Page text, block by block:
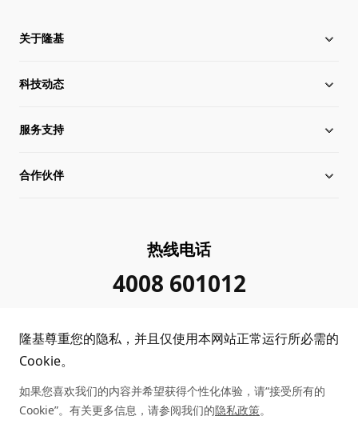
关于隆基
关于隆基
全球化布局
管理层信息
投诉举报
合规政策
科技动态
硅片价格
行业动态
服务支持
下载中心
客户问题反馈
收益计算
合作伙伴
协同创新合作
热线电话
4008 601012
Copyright © 2026 隆基绿能科技股份有限公司
隆基尊重您的隐私，并且仅使用本网站正常运行所必需的
Cookie。
如果您喜欢我们的内容并希望获得个性化体验，请“接受所有的
Cookie”。有关更多信息，请参阅我们的隐私政策。